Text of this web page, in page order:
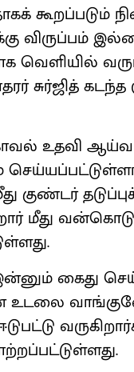
விருப்பம்
வரும்
சுர்ஜித்
உதவி
மீது
கைது
உடலை